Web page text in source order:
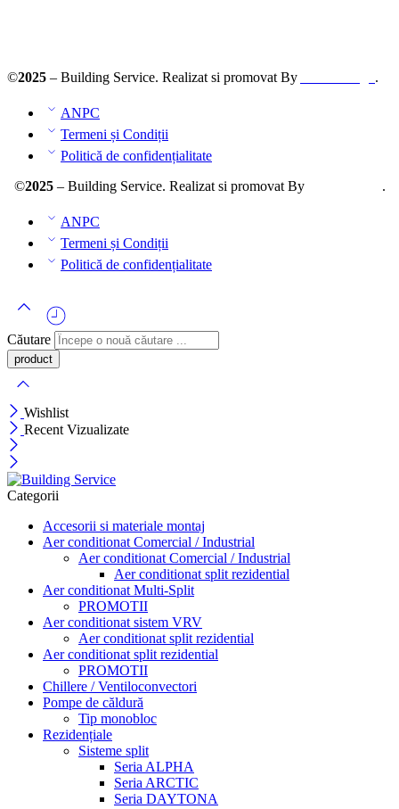
©2025 – Building Service. Realizat si promovat By .
ANPC
Termeni și Condiții
Politică de confidențialitate
©2025– Building Service. Realizat si promovat By .
ANPC
Termeni și Condiții
Politică de confidențialitate
Căutare
Wishlist
Recent Vizualizate
Categorii
Accesorii si materiale montaj
Aer conditionat Comercial / Industrial
Aer conditionat Comercial / Industrial
Aer conditionat split rezidential
Aer conditionat Multi-Split
PROMOTII
Aer conditionat sistem VRV
Aer conditionat split rezidential
Aer conditionat split rezidential
PROMOTII
Chillere / Ventiloconvectori
Pompe de căldură
Tip monobloc
Rezidențiale
Sisteme split
Seria ALPHA
Seria ARCTIC
Seria DAYTONA